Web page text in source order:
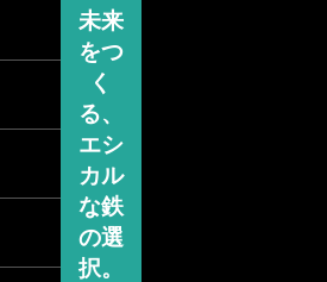
未来
をつ
く
る、
エシ
カル
な鉄
の選
択。